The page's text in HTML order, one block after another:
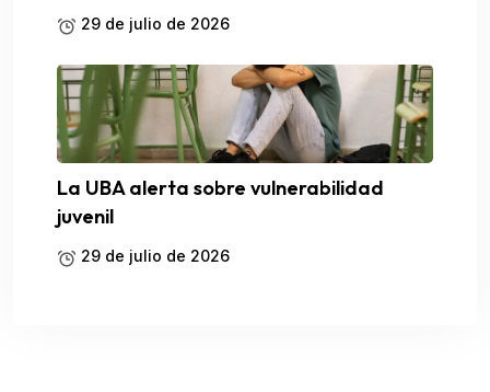
29 de julio de 2026
La UBA alerta sobre vulnerabilidad
juvenil
29 de julio de 2026